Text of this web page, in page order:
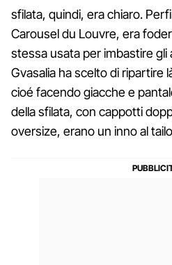
sfilata, quindi, era chiaro.
Carousel du Louvre, era
stessa usata per imbastire gli
Gvasalia ha scelto di ripartire
cioé facendo giacche e
della sfilata, con cappotti
oversize, erano un inno al